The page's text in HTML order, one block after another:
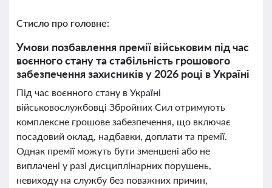
Стисло про головне:
Умови позбавлення премії військовим під час
воєнного стану та стабільність грошового
забезпечення захисників у 2026 році в Україні
Під час воєнного стану в Україні
військовослужбовці Збройних Сил отримують
комплексне грошове забезпечення, що включає
посадовий оклад, надбавки, доплати та премії.
Однак премії можуть бути зменшені або не
виплачені у разі дисциплінарних порушень,
невиходу на службу без поважних причин,